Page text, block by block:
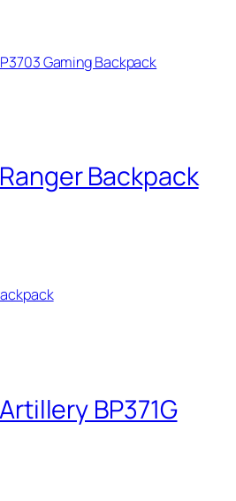
Gaming Backpack
Backpack
BP371G